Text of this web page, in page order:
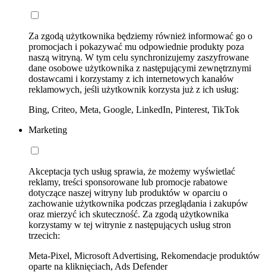
Za zgodą użytkownika będziemy również informować go o
promocjach i pokazywać mu odpowiednie produkty poza
naszą witryną. W tym celu synchronizujemy zaszyfrowane
dane osobowe użytkownika z następującymi zewnętrznymi
dostawcami i korzystamy z ich internetowych kanałów
reklamowych, jeśli użytkownik korzysta już z ich usług:
Bing, Criteo, Meta, Google, LinkedIn, Pinterest, TikTok
Marketing
Akceptacja tych usług sprawia, że możemy wyświetlać
reklamy, treści sponsorowane lub promocje rabatowe
dotyczące naszej witryny lub produktów w oparciu o
zachowanie użytkownika podczas przeglądania i zakupów
oraz mierzyć ich skuteczność. Za zgodą użytkownika
korzystamy w tej witrynie z następujących usług stron
trzecich:
Meta-Pixel, Microsoft Advertising, Rekomendacje produktów
oparte na kliknięciach, Ads Defender